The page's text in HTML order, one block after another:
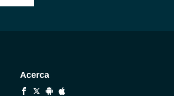
Acerca